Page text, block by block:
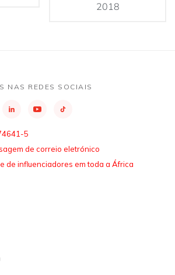
2018
NAS REDES SOCIAIS
5
de correio eletrónico
de influenciadores em toda a África